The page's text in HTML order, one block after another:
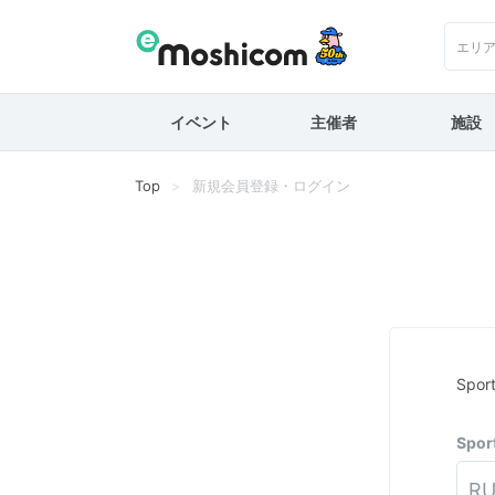
エリ
イベント 主催者 施設
Top 新規会員登録・ログイン